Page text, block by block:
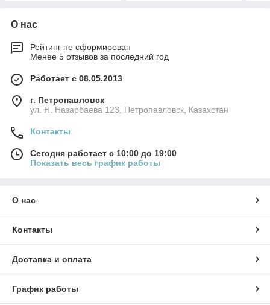
О нас
Рейтинг не сформирован
Менее 5 отзывов за последний год
Работает с 08.05.2013
г. Петропавловск
ул. Н. Назарбаева 123, Петропавловск, Казахстан
Контакты
Сегодня работает с 10:00 до 19:00
Показать весь график работы
О нас
Контакты
Доставка и оплата
График работы